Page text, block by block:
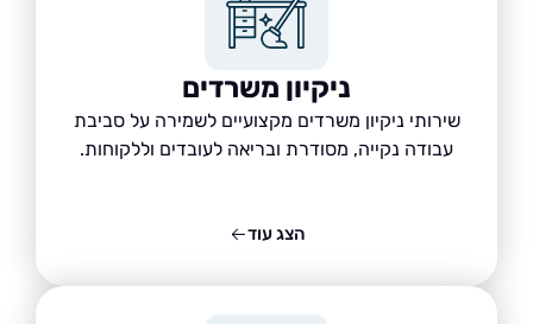
ניקיון משרדים
שירותי ניקיון משרדים מקצועיים לשמירה על סביבת
עבודה נקייה, מסודרת ובריאה לעובדים וללקוחות.